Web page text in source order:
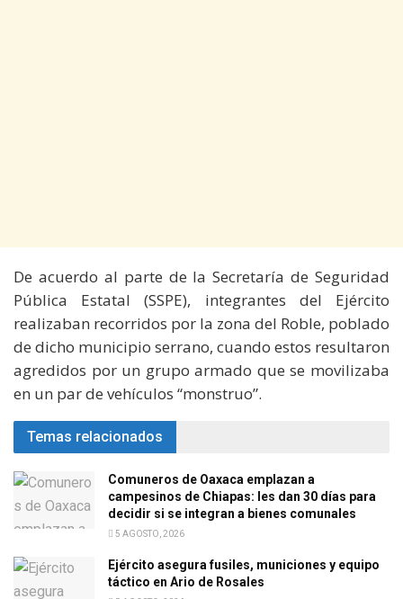
De acuerdo al parte de la Secretaría de Seguridad
Pública Estatal (SSPE), integrantes del Ejército
realizaban recorridos por la zona del Roble, poblado
de dicho municipio serrano, cuando estos resultaron
agredidos por un grupo armado que se movilizaba
en un par de vehículos “monstruo”.
Temas relacionados
Comuneros de Oaxaca emplazan a
campesinos de Chiapas: les dan 30 días para
decidir si se integran a bienes comunales
5 AGOSTO, 2026
Ejército asegura fusiles, municiones y equipo
táctico en Ario de Rosales